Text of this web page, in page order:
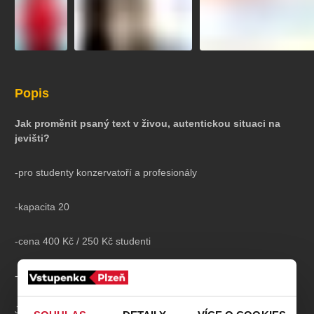
Popis
Jak proměnit psaný text v živou, autentickou situaci na
jevišti?
-pro studenty konzervatoří a profesionály
-kapacita 20
-cena 400 Kč / 250 Kč studenti
-s sebou: pohodlné oblečení a obuv
Jak proměnit psaný text v živou, autentickou situaci na jevišti?